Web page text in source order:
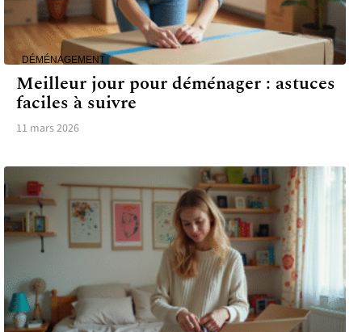
DÉMÉNAGEMENT
Meilleur jour pour déménager : astuces
faciles à suivre
11 mars 2026